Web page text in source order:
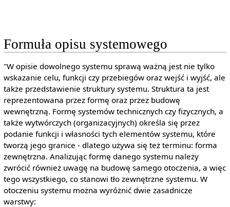
Formuła opisu systemowego
"W opisie dowolnego systemu sprawą ważną jest nie tylko
wskazanie celu, funkcji czy przebiegów oraz wejść i wyjść, ale
także przedstawienie struktury systemu. Struktura ta jest
reprezentowana przez formę oraz przez budowę
wewnętrzną. Formę systemów technicznych czy fizycznych, a
także wytwórczych (organizacyjnych) określa się przez
podanie funkcji i własności tych elementów systemu, które
tworzą jego granice - dlatego używa się też terminu: forma
zewnętrzna. Analizując formę danego systemu należy
zwrócić również uwagę na budowę samego otoczenia, a więc
tego wszystkiego, co stanowi tło zewnętrzne systemu. W
otoczeniu systemu można wyróżnić dwie zasadnicze
warstwy: